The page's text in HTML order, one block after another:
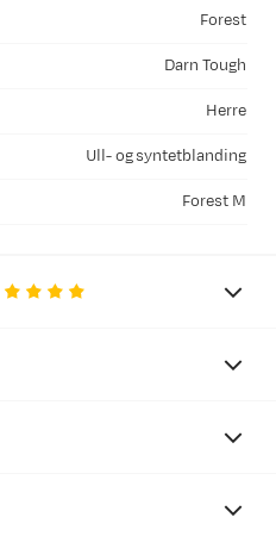
Forest
Darn Tough
Herre
Ull- og syntetblanding
Forest M
herre